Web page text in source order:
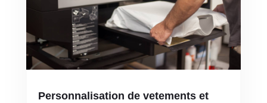
Personnalisation de vetements et